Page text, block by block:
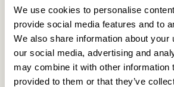
We use cookies to personalise
provide social media features and to
We also share information about your
our social media, advertising and
may combine it with other information
provided to them or that they’ve